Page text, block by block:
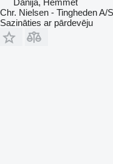
Chr. Nielsen - Tingheden A/S
Sazināties ar pārdevēju